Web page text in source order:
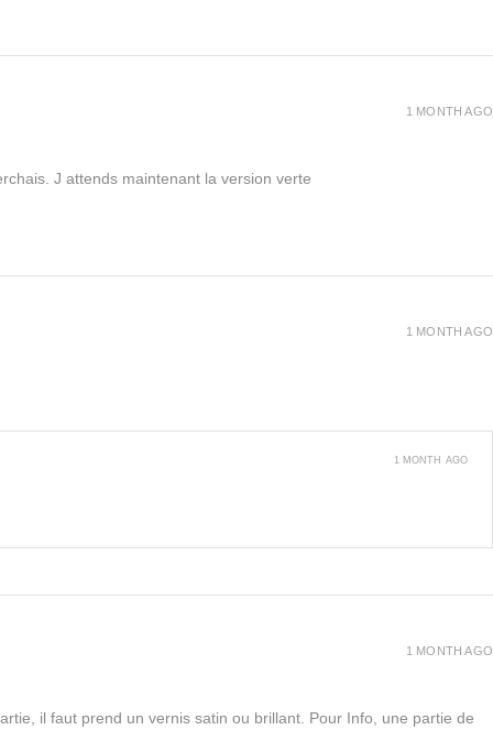
J attends maintenant la version verte
1 MONTH AGO
1 MONTH AGO
1 MONTH AGO
il faut prend un vernis satin ou brillant. Pour Info, une partie de
1 MONTH AGO